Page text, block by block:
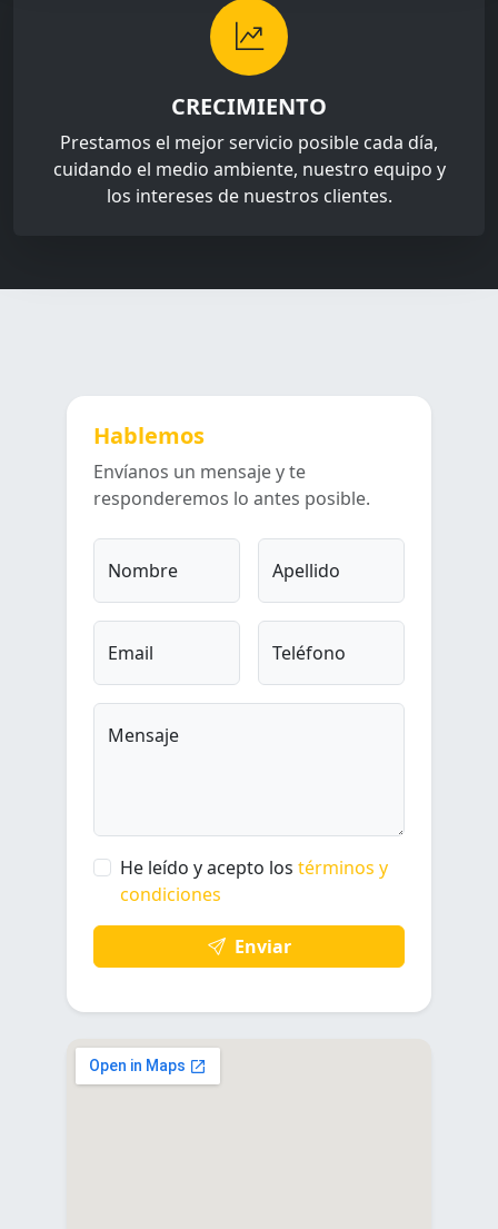
CRECIMIENTO
Prestamos el mejor servicio posible cada día,
cuidando el medio ambiente, nuestro equipo y
los intereses de nuestros clientes.
Hablemos
Envíanos un mensaje y te
responderemos lo antes posible.
Nombre Apellido
Email Teléfono
Mensaje
He leído y acepto los términos y
condiciones
Enviar